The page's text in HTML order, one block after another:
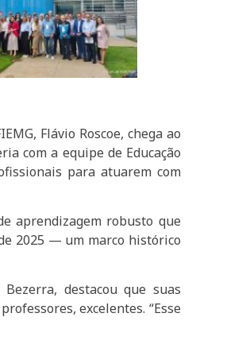
Flávio Roscoe, chega ao
com a equipe de Educação
para atuarem com
aprendizagem robusto que
2025 — um marco histórico
destacou que suas
excelentes. “Esse